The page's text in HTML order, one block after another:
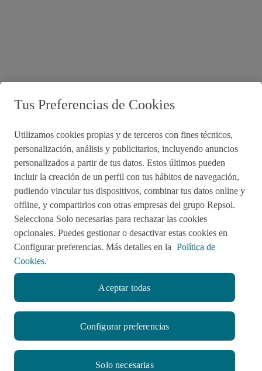
Preguntas frecuentes
Acciones de remediación
Impulsared Proyectos Sociales
Política de cookies
Tus Preferencias de Cookies
Utilizamos cookies propias y de terceros con fines técnicos,
personalización, análisis y publicitarios, incluyendo anuncios
personalizados a partir de tus datos. Estos últimos pueden
incluir la creación de un perfil con tus hábitos de navegación,
pudiendo vincular tus dispositivos, combinar tus datos online y
offline, y compartirlos con otras empresas del grupo Repsol.
Selecciona Solo necesarias para rechazar las cookies
opcionales. Puedes gestionar o desactivar estas cookies en
Configurar preferencias. Más detalles en la Política de
Cookies.
Configurar preferencias
Solo necesarias
Aceptar todas